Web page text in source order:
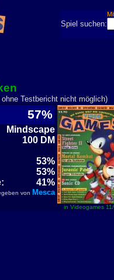
Spiel suchen:
Testbericht nicht möglich)
57%
Mindscape
100 DM
53%
53%
41%
von Mesca
in Videogames